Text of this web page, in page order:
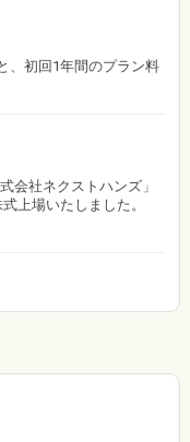
、初回1年間のプラン料
会社ネクストハンズ」
上場いたしました。